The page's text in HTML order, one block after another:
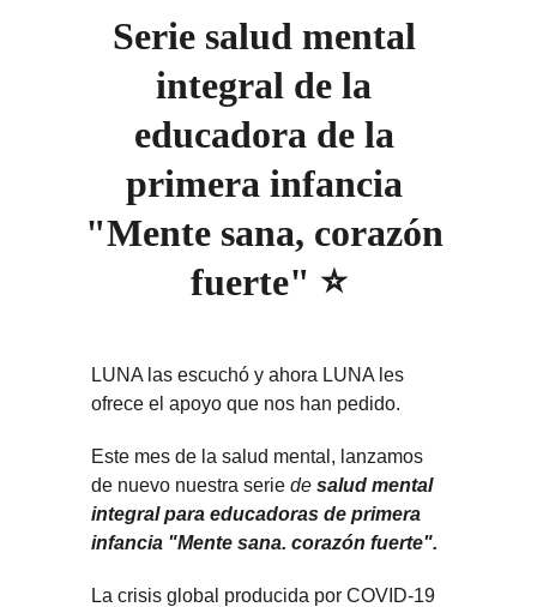
LUNA las escuchó y ahora LUNA les
ofrece el apoyo que nos han pedido.
Este mes de la salud mental, lanzamos
de nuevo nuestra serie de salud mental
integral para educadoras de primera
infancia "Mente sana. corazón fuerte".
La crisis global producida por COVID-19
Serie salud mental
integral de la
educadora de la
primera infancia
"Mente sana, corazón
fuerte" ⭐